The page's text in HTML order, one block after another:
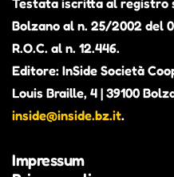
Testata iscritta al registro
Bolzano al n. 25/2002 del
R.O.C. al n. 12.446.
Editore: InSide Società
Louis Braille, 4 | 39100
inside@inside.bz.it.
Impressum